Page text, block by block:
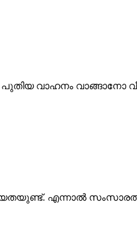
പുതിയ വാഹനം
എന്നാൽ